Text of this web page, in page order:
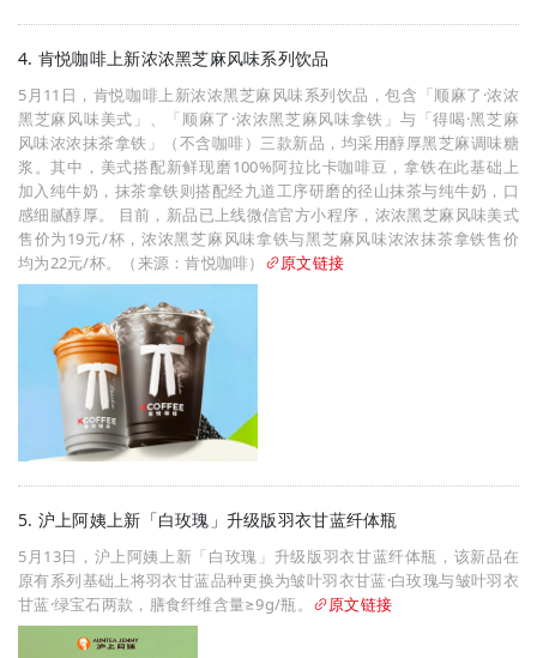
4. 肯悦咖啡上新浓浓黑芝麻风味系列饮品
5月11日，肯悦咖啡上新浓浓黑芝麻风味系列饮品，包含「顺麻了·浓浓
黑芝麻风味美式」、「顺麻了·浓浓黑芝麻风味拿铁」与「得喝·黑芝麻
风味浓浓抹茶拿铁」（不含咖啡）三款新品，均采用醇厚黑芝麻调味糖
浆。其中，美式搭配新鲜现磨100%阿拉比卡咖啡豆，拿铁在此基础上
加入纯牛奶，抹茶拿铁则搭配经九道工序研磨的径山抹茶与纯牛奶，口
感细腻醇厚。 目前，新品已上线微信官方小程序，浓浓黑芝麻风味美式
售价为19元/杯，浓浓黑芝麻风味拿铁与黑芝麻风味浓浓抹茶拿铁售价
均为22元/杯。（来源：肯悦咖啡）
原文链接
5. 沪上阿姨上新「白玫瑰」升级版羽衣甘蓝纤体瓶
5月13日，沪上阿姨上新「白玫瑰」升级版羽衣甘蓝纤体瓶，该新品在
原有系列基础上将羽衣甘蓝品种更换为皱叶羽衣甘蓝·白玫瑰与皱叶羽衣
甘蓝·绿宝石两款，膳食纤维含量≥9g/瓶。
原文链接